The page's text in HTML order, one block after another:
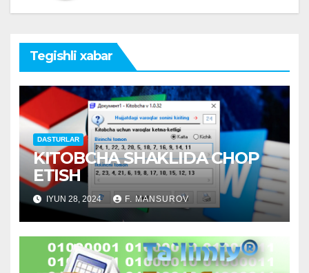
Tegishli xabar
DASTURLAR
KITOBCHA SHAKLIDA CHOP
ETISH
IYUN 28, 2024 F. MANSUROV